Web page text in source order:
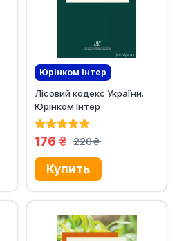
Юрінком Iнтер
Лісовий кодекс України.
Юрінком Інтер
220
грн.
176 грн.